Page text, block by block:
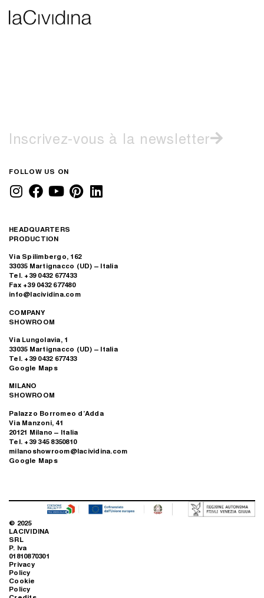
Inscrivez-vous à la newsletter
FOLLOW US ON
HEADQUARTERS
PRODUCTION
Via Spilimbergo, 162
33035 Martignacco (UD) – Italia
Tel. +39 0432 677433
Fax +39 0432 677480
info@lacividina.com
COMPANY
SHOWROOM
Via Lungolavia, 1
33035 Martignacco (UD) – Italia
Tel. +39 0432 677433
Google Maps
MILANO
SHOWROOM
Palazzo Borromeo d’Adda
Via Manzoni, 41
20121 Milano – Italia
Tel. +39 345 8350810
milanoshowroom@lacividina.com
Google Maps
© 2025
LACIVIDINA
SRL
P. Iva
01810870301
Privacy
Policy
Cookie
Policy